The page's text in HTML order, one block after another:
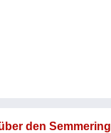
den Semmering